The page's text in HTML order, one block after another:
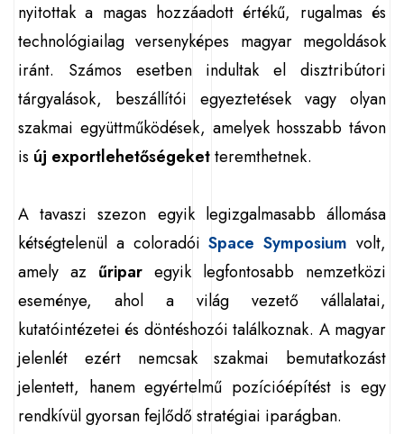
nyitottak a magas hozzáadott értékű, rugalmas és
technológiailag versenyképes magyar megoldások
iránt. Számos esetben indultak el disztribútori
tárgyalások, beszállítói egyeztetések vagy olyan
szakmai együttműködések, amelyek hosszabb távon
is új exportlehetőségeketteremthetnek.
A tavaszi szezon egyik legizgalmasabb állomása
kétségtelenül a coloradóiSpace Symposium volt,
amely az űripar egyik legfontosabb nemzetközi
eseménye, ahol a világ vezető vállalatai,
kutatóintézetei és döntéshozói találkoznak. A magyar
jelenlét ezért nemcsak szakmai bemutatkozást
jelentett, hanem egyértelmű pozícióépítést is egy
rendkívül gyorsan fejlődő stratégiai iparágban.